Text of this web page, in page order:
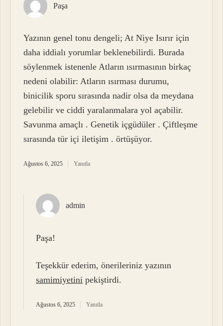
Paşa
Yazının genel tonu dengeli; At Niye Isırır için
daha iddialı yorumlar beklenebilirdi. Burada
söylenmek istenenle Atların ısırmasının birkaç
nedeni olabilir: Atların ısırması durumu,
binicilik sporu sırasında nadir olsa da meydana
gelebilir ve ciddi yaralanmalara yol açabilir.
Savunma amaçlı . Genetik içgüdüler . Çiftleşme
sırasında tür içi iletişim . örtüşüyor.
Ağustos 6, 2025 Yanıtla
admin
Paşa!
Teşekkür ederim, önerileriniz yazının
samimiyetini pekiştirdi.
Ağustos 6, 2025 Yanıtla